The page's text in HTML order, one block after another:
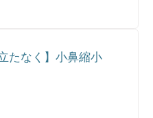
たなく】小鼻縮小